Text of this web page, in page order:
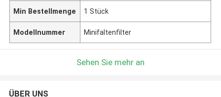
Min Bestellmenge 1 Stück
Modellnummer Minifaltenfilter
Sehen Sie mehr an
ÜBER UNS